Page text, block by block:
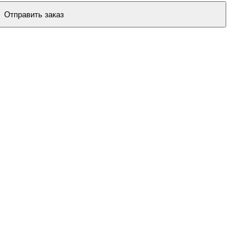
Отправить заказ